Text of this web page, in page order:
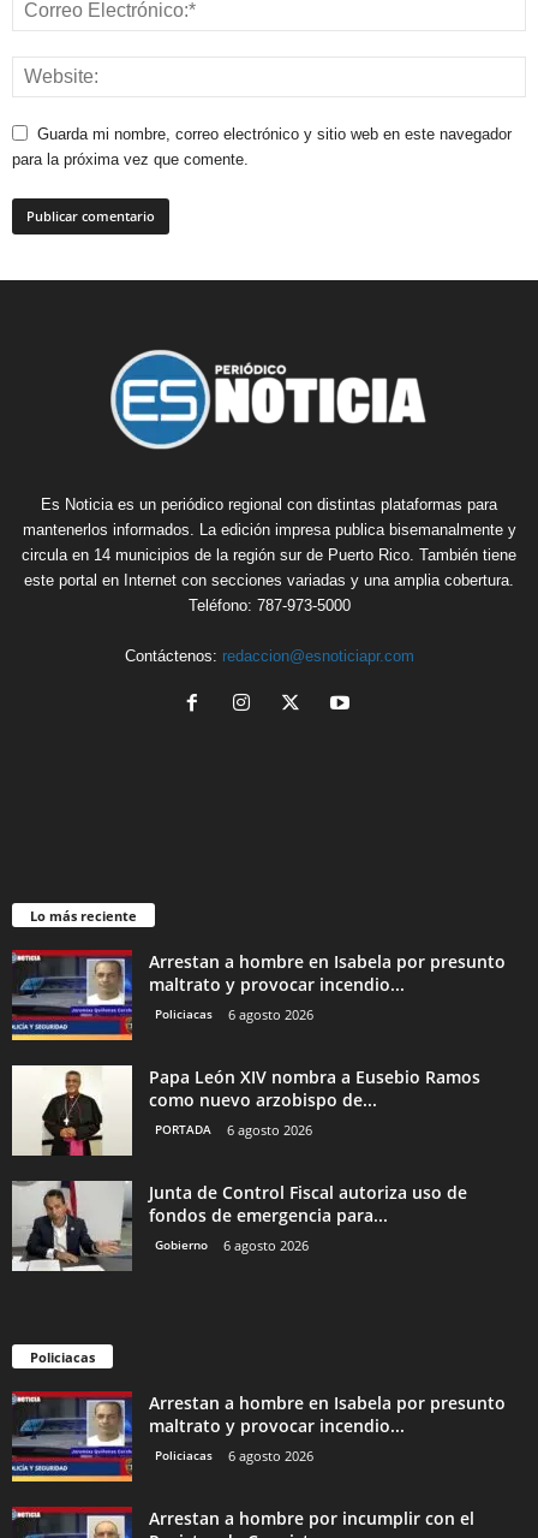
Guarda mi nombre, correo electrónico y sitio web en este navegador
para la próxima vez que comente.
Es Noticia es un periódico regional con distintas plataformas para
mantenerlos informados. La edición impresa publica bisemanalmente y
circula en 14 municipios de la región sur de Puerto Rico. También tiene
este portal en Internet con secciones variadas y una amplia cobertura.
Teléfono: 787-973-5000
Contáctenos: redaccion@esnoticiapr.com
Lo más reciente
Arrestan a hombre en Isabela por presunto
maltrato y provocar incendio...
Policiacas 6 agosto 2026
Papa León XIV nombra a Eusebio Ramos
como nuevo arzobispo de...
PORTADA 6 agosto 2026
Junta de Control Fiscal autoriza uso de
fondos de emergencia para...
Gobierno 6 agosto 2026
Policiacas
Arrestan a hombre en Isabela por presunto
maltrato y provocar incendio...
Policiacas 6 agosto 2026
Arrestan a hombre por incumplir con el